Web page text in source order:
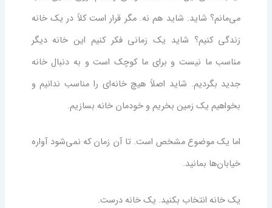
می‌مانم؟ شاید. شاید هم نه. مگر قرار است کلاً در یک خانه
زندگی کنیم؟ شاید یک زمانی فکر کنیم این خانه دیگر
مناسب ما نیست و برای ما کوچک است و به دنبال خانه
جدید بگردیم. شاید اصلاً هیچ خانه‌ای را مناسب ندانیم و
بخواهیم یک زمین بخریم و خودمان خانه بسازیم.
اما یک موضوع مشخص است. تا آن زمان که نمی‌شود آواره
خیابان‌ها بمانید.
یک خانه انتخاب بکنید. یک خانه درست.